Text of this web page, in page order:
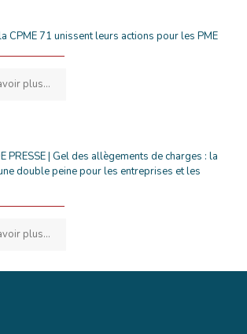
CPME 71 unissent leurs actions pour les PME
plus...
PRESSE | Gel des allègements de charges : la
double peine pour les entreprises et les
plus...